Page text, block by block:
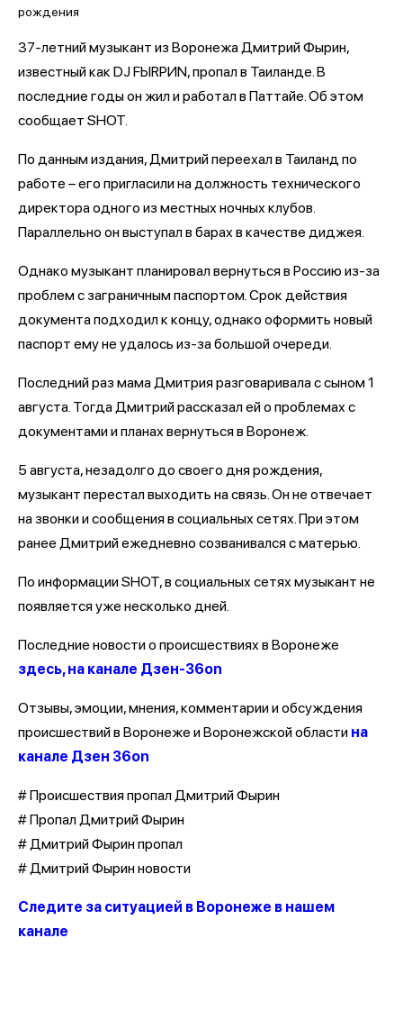
37-летний музыкант из Воронежа Дмитрий Фырин,
известный как DJ FЫRРИN, пропал в Таиланде. В
последние годы он жил и работал в Паттайе. Об этом
сообщает SHOT.
По данным издания, Дмитрий переехал в Таиланд по
работе – его пригласили на должность технического
директора одного из местных ночных клубов.
Параллельно он выступал в барах в качестве диджея.
Однако музыкант планировал вернуться в Россию из-за
проблем с заграничным паспортом. Срок действия
документа подходил к концу, однако оформить новый
паспорт ему не удалось из-за большой очереди.
Последний раз мама Дмитрия разговаривала с сыном 1
августа. Тогда Дмитрий рассказал ей о проблемах с
документами и планах вернуться в Воронеж.
5 августа, незадолго до своего дня рождения,
музыкант перестал выходить на связь. Он не отвечает
на звонки и сообщения в социальных сетях. При этом
ранее Дмитрий ежедневно созванивался с матерью.
По информации SHOT, в социальных сетях музыкант не
появляется уже несколько дней.
Последние новости о происшествиях в Воронеже
здесь, на канале Дзен-36on
Отзывы, эмоции, мнения, комментарии и обсуждения
происшествий в Воронеже и Воронежской области на
канале Дзен 36on
# Происшествия пропал Дмитрий Фырин
# Пропал Дмитрий Фырин
# Дмитрий Фырин пропал
# Дмитрий Фырин новости
Следите за ситуацией в Воронеже в нашем
канале